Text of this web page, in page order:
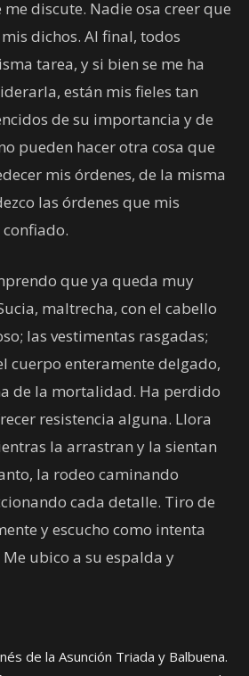
discute. Nadie osa creer que
dichos. Al final, todos
tarea, y si bien se me ha
están mis fieles tan
de su importancia y de
pueden hacer otra cosa que
mis órdenes, de la misma
las órdenes que mis
que ya queda muy
maltrecha, con el cabello
las vestimentas rasgadas;
cuerpo enteramente delgado,
de la mortalidad. Ha perdido
resistencia alguna. Llora
la arrastran y la sientan
la rodeo caminando
cada detalle. Tiro de
y escucho como intenta
ubico a su espalda y
de la Asunción Triada y Balbuena.